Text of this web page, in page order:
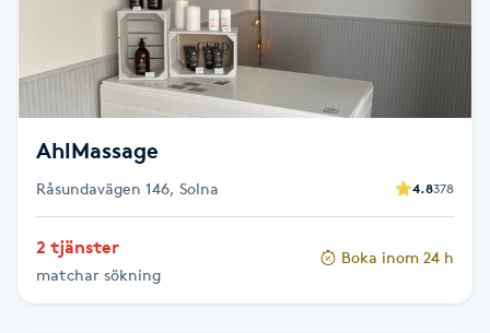
Hälsprickor
AhlMassage
Råsundavägen 146, Solna 4.8378
2 tjänster
matchar sökning
Boka inom 24 h